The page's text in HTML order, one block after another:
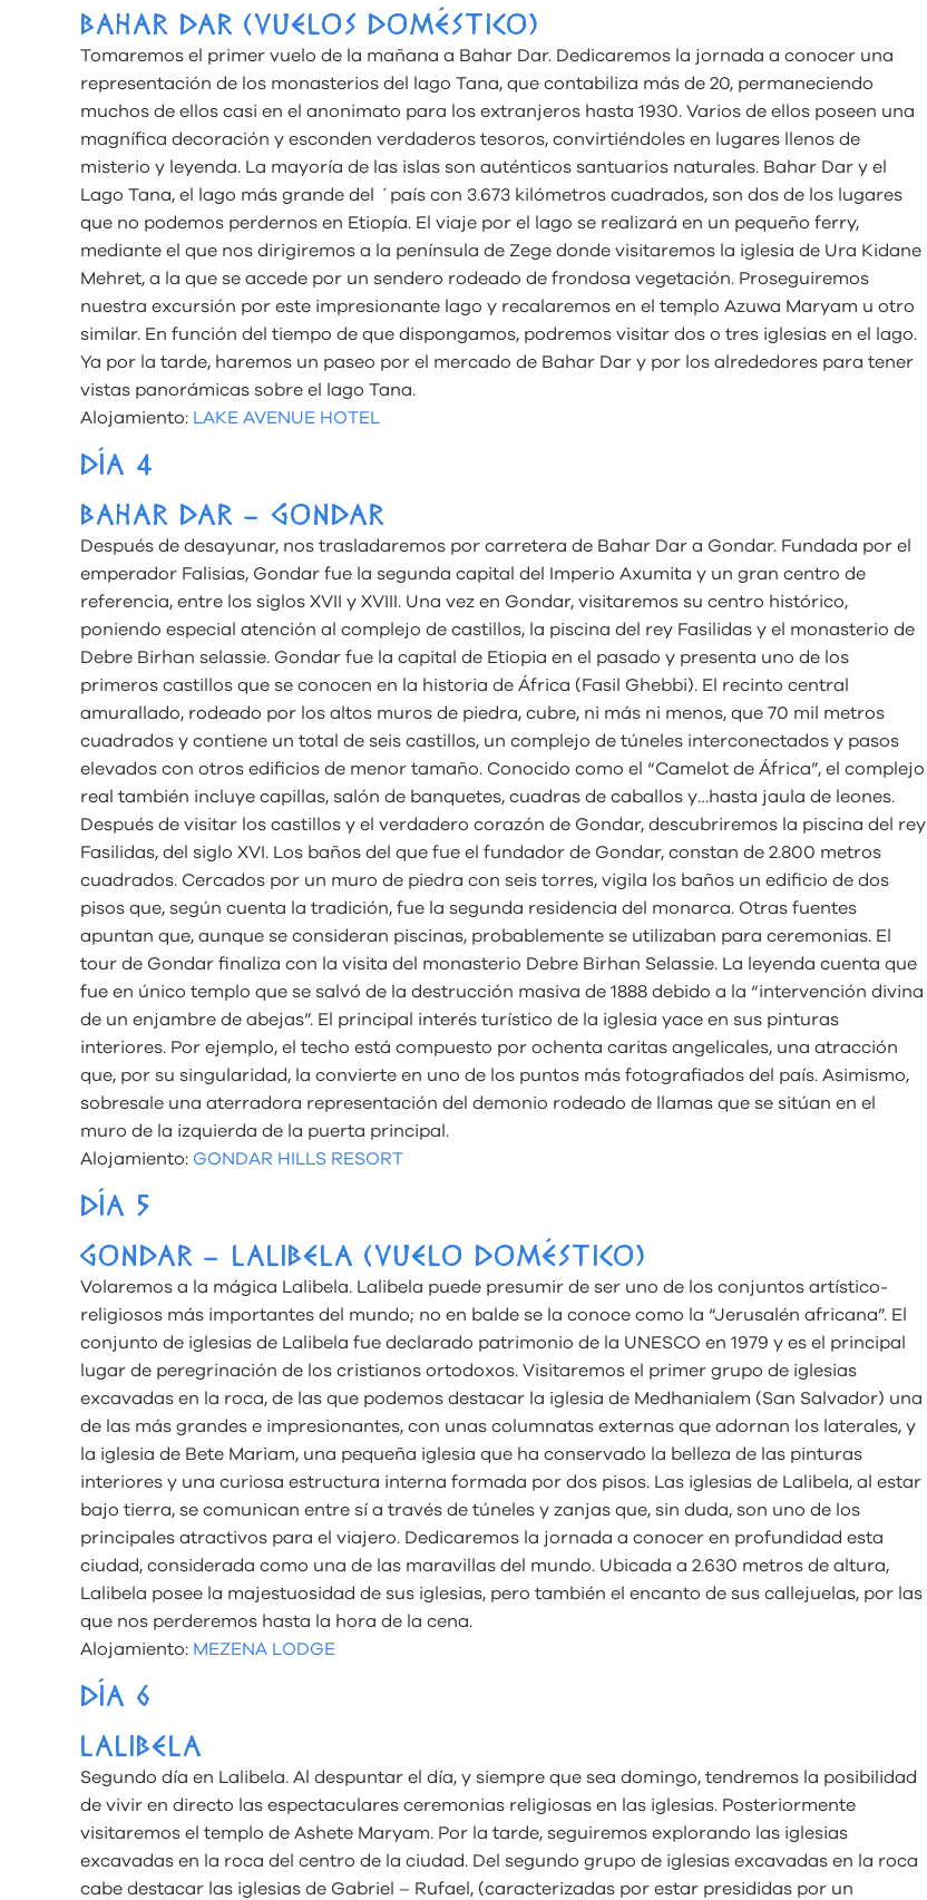
BAHAR DAR (VUELOS DOMÉSTICO)
Tomaremos el primer vuelo de la mañana a Bahar Dar. Dedicaremos la jornada a conocer una
representación de los monasterios del lago Tana, que contabiliza más de 20, permaneciendo
muchos de ellos casi en el anonimato para los extranjeros hasta 1930. Varios de ellos poseen una
magnífica decoración y esconden verdaderos tesoros, convirtiéndoles en lugares llenos de
misterio y leyenda. La mayoría de las islas son auténticos santuarios naturales. Bahar Dar y el
Lago Tana, el lago más grande del ´país con 3.673 kilómetros cuadrados, son dos de los lugares
que no podemos perdernos en Etiopía. El viaje por el lago se realizará en un pequeño ferry,
mediante el que nos dirigiremos a la península de Zege donde visitaremos la iglesia de Ura Kidane
Mehret, a la que se accede por un sendero rodeado de frondosa vegetación. Proseguiremos
nuestra excursión por este impresionante lago y recalaremos en el templo Azuwa Maryam u otro
similar. En función del tiempo de que dispongamos, podremos visitar dos o tres iglesias en el lago.
Ya por la tarde, haremos un paseo por el mercado de Bahar Dar y por los alrededores para tener
vistas panorámicas sobre el lago Tana.
Alojamiento: LAKE AVENUE HOTEL
DÍA 4
BAHAR DAR – GONDAR
Después de desayunar, nos trasladaremos por carretera de Bahar Dar a Gondar. Fundada por el
emperador Falisias, Gondar fue la segunda capital del Imperio Axumita y un gran centro de
referencia, entre los siglos XVII y XVIII. Una vez en Gondar, visitaremos su centro histórico,
poniendo especial atención al complejo de castillos, la piscina del rey Fasilidas y el monasterio de
Debre Birhan selassie. Gondar fue la capital de Etiopia en el pasado y presenta uno de los
primeros castillos que se conocen en la historia de África (Fasil Ghebbi). El recinto central
amurallado, rodeado por los altos muros de piedra, cubre, ni más ni menos, que 70 mil metros
cuadrados y contiene un total de seis castillos, un complejo de túneles interconectados y pasos
elevados con otros edificios de menor tamaño. Conocido como el “Camelot de África”, el complejo
real también incluye capillas, salón de banquetes, cuadras de caballos y…hasta jaula de leones.
Después de visitar los castillos y el verdadero corazón de Gondar, descubriremos la piscina del rey
Fasilidas, del siglo XVI. Los baños del que fue el fundador de Gondar, constan de 2.800 metros
cuadrados. Cercados por un muro de piedra con seis torres, vigila los baños un edificio de dos
pisos que, según cuenta la tradición, fue la segunda residencia del monarca. Otras fuentes
apuntan que, aunque se consideran piscinas, probablemente se utilizaban para ceremonias. El
tour de Gondar finaliza con la visita del monasterio Debre Birhan Selassie. La leyenda cuenta que
fue en único templo que se salvó de la destrucción masiva de 1888 debido a la “intervención divina
de un enjambre de abejas”. El principal interés turístico de la iglesia yace en sus pinturas
interiores. Por ejemplo, el techo está compuesto por ochenta caritas angelicales, una atracción
que, por su singularidad, la convierte en uno de los puntos más fotografiados del país. Asimismo,
sobresale una aterradora representación del demonio rodeado de llamas que se sitúan en el
muro de la izquierda de la puerta principal.
Alojamiento: GONDAR HILLS RESORT
DÍA 5
GONDAR – LALIBELA (VUELO DOMÉSTICO)
Volaremos a la mágica Lalibela. Lalibela puede presumir de ser uno de los conjuntos artístico-
religiosos más importantes del mundo; no en balde se la conoce como la “Jerusalén africana”. El
conjunto de iglesias de Lalibela fue declarado patrimonio de la UNESCO en 1979 y es el principal
lugar de peregrinación de los cristianos ortodoxos. Visitaremos el primer grupo de iglesias
excavadas en la roca, de las que podemos destacar la iglesia de Medhanialem (San Salvador) una
de las más grandes e impresionantes, con unas columnatas externas que adornan los laterales, y
la iglesia de Bete Mariam, una pequeña iglesia que ha conservado la belleza de las pinturas
interiores y una curiosa estructura interna formada por dos pisos. Las iglesias de Lalibela, al estar
bajo tierra, se comunican entre sí a través de túneles y zanjas que, sin duda, son uno de los
principales atractivos para el viajero. Dedicaremos la jornada a conocer en profundidad esta
ciudad, considerada como una de las maravillas del mundo. Ubicada a 2.630 metros de altura,
Lalibela posee la majestuosidad de sus iglesias, pero también el encanto de sus callejuelas, por las
que nos perderemos hasta la hora de la cena.
Alojamiento: MEZENA LODGE
DÍA 6
LALIBELA
Segundo día en Lalibela. Al despuntar el día, y siempre que sea domingo, tendremos la posibilidad
de vivir en directo las espectaculares ceremonias religiosas en las iglesias. Posteriormente
visitaremos el templo de Ashete Maryam. Por la tarde, seguiremos explorando las iglesias
excavadas en la roca del centro de la ciudad. Del segundo grupo de iglesias excavadas en la roca
cabe destacar las iglesias de Gabriel – Rufael, (caracterizadas por estar presididas por un